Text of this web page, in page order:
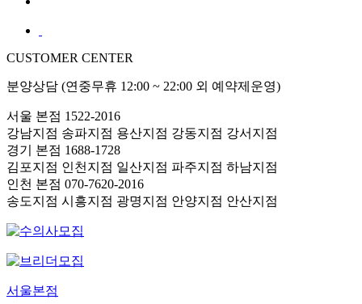
CUSTOMER CENTER
분양상담 (연중무휴 12:00 ~ 22:00 외 예약제운영)
서울 본점 1522-2016
강남지점 송파지점 용산지점 강동지점 강서지점
경기 본점 1688-1728
김포지점 인천지점 일산지점 파주지점 하남지점
인천 본점 070-7620-2016
송도지점 시흥지점 광명지점 안양지점 안산지점
서울본점